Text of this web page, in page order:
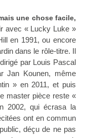
une chose facile,
avec « Lucky Luke »
en 1991, ou encore
dans le rôle-titre. Il
par Louis Pascal
Jan Kounen, même
» en 2011, et puis
master pièce reste «
2002, qui écrasa la
ont en commun
déçu de ne pas